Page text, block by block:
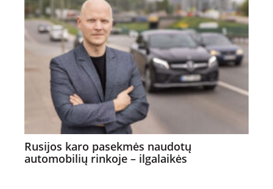
Rusijos karo pasekmės naudotų
automobilių rinkoje – ilgalaikės